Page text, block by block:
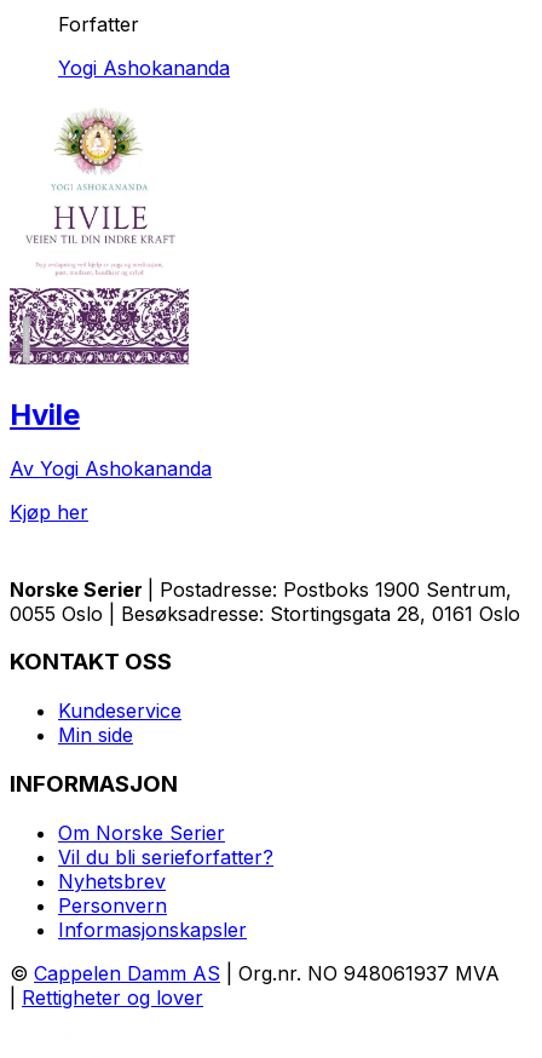
Forfatter
Yogi Ashokananda
Hvile
Av Yogi Ashokananda
Kjøp her
Norske Serier
| Postadresse: Postboks 1900 Sentrum,
0055 Oslo | Besøksadresse: Stortingsgata 28, 0161 Oslo
KONTAKT OSS
Kundeservice
Min side
INFORMASJON
Om Norske Serier
Vil du bli serieforfatter?
Nyhetsbrev
Personvern
Informasjonskapsler
© Cappelen Damm AS | Org.nr. NO 948061937 MVA
Rettigheter og lover